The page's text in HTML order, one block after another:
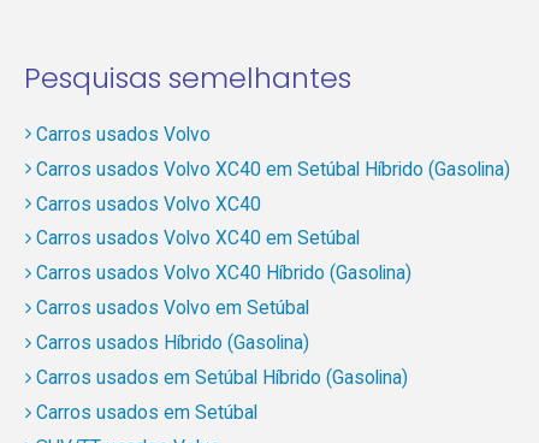
Pesquisas semelhantes
Carros usados Volvo
Carros usados Volvo XC40 em Setúbal Híbrido (Gasolina)
Carros usados Volvo XC40
Carros usados Volvo XC40 em Setúbal
Carros usados Volvo XC40 Híbrido (Gasolina)
Carros usados Volvo em Setúbal
Carros usados Híbrido (Gasolina)
Carros usados em Setúbal Híbrido (Gasolina)
Carros usados em Setúbal